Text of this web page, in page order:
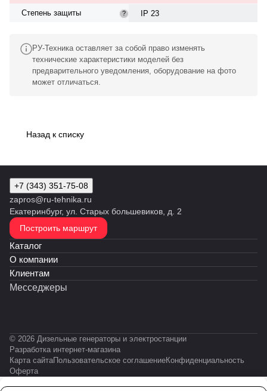
Степень защиты ? IP 23
РУ-Техника оставляет за собой право изменять
технические характеристики моделей без
предварительного уведомления, оборудование на фото
может отличаться.
Назад к списку
+7 (343) 351-75-08
zapros@ru-tehnika.ru
Екатеринбург, ул. Старых большевиков, д. 2
Построить маршрут
Каталог
О компании
Клиентам
Месседжеры
© 2026 Дизельные генераторы и электростанции
Разработка интернет-магазина
Карта сайтаПользовательское соглашениеКонфиденциальность
Оферта